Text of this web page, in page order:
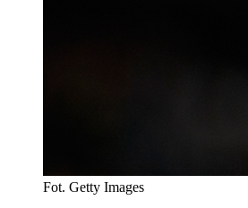
Fot. Getty Images